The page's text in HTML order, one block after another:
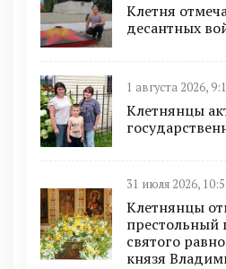
Клетня
десантных
1 августа 2026,
Клетнянцы
31 июля 2026,
Клетнянцы
престольный
святого
князя